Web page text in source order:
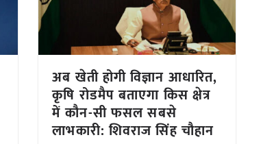
अब खेती होगी विज्ञान आधारित,
कृषि रोडमैप बताएगा किस क्षेत्र
में कौन-सी फसल सबसे
लाभकारी: शिवराज सिंह चौहान